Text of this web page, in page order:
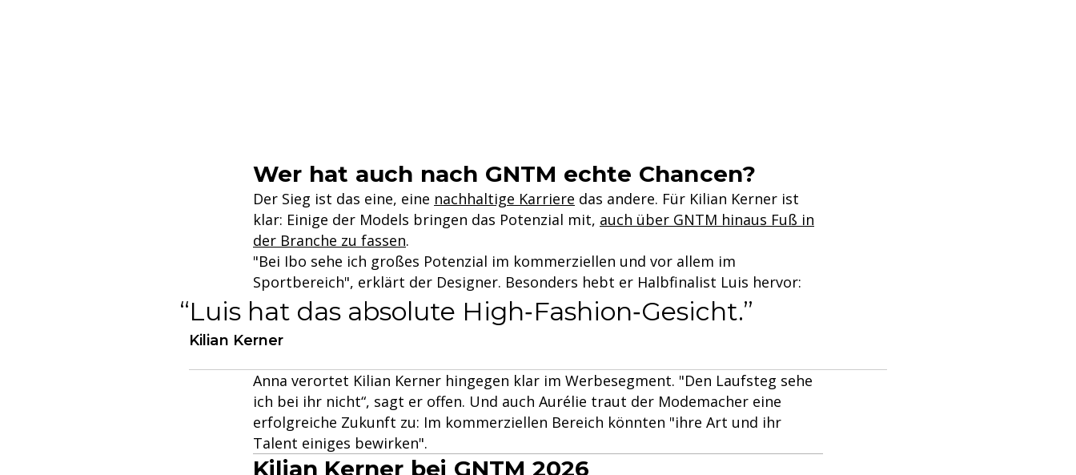
Wer hat auch nach GNTM echte Chancen?
Der Sieg ist das eine, eine nachhaltige Karriere das andere. Für Kilian Kerner ist
klar: Einige der Models bringen das Potenzial mit, auch über GNTM hinaus Fuß in
der Branche zu fassen.
"Bei Ibo sehe ich großes Potenzial im kommerziellen und vor allem im
Sportbereich", erklärt der Designer. Besonders hebt er Halbfinalist Luis hervor:
Luis hat das absolute High‑Fashion‑Gesicht.
Kilian Kerner
Anna verortet Kilian Kerner hingegen klar im Werbesegment. "Den Laufsteg sehe
ich bei ihr nicht“, sagt er offen. Und auch Aurélie traut der Modemacher eine
erfolgreiche Zukunft zu: Im kommerziellen Bereich könnten "ihre Art und ihr
Talent einiges bewirken".
Kilian Kerner bei GNTM 2026